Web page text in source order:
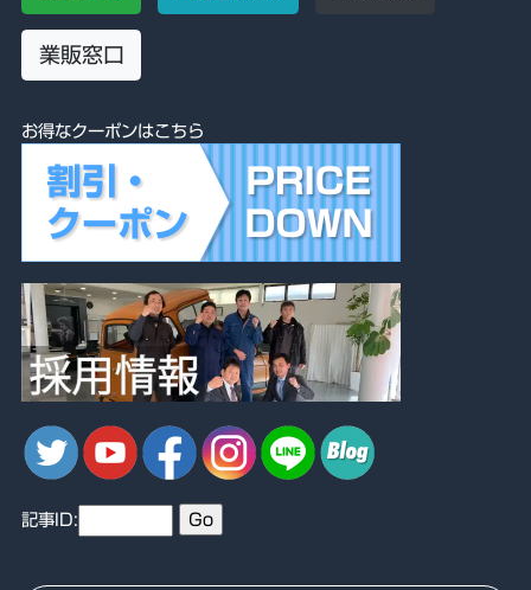
業販窓口
お得なクーポンはこちら
記事ID: